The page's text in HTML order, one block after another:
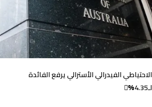
الاحتياطي الفيدرالي الأسترالي يرفع الفائدة
لـ4.35%ٌ